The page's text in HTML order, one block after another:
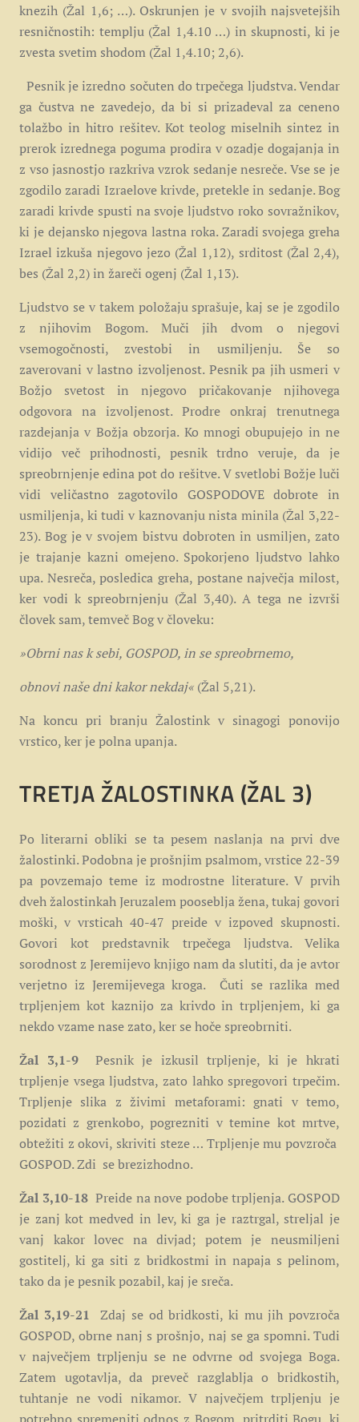
knezih (Žal 1,6; …). Oskrunjen je v svojih najsvetejših
resničnostih: templju (Žal 1,4.10 …) in skupnosti, ki je
zvesta svetim shodom (Žal 1,4.10; 2,6).
Pesnik je izredno sočuten do trpečega ljudstva. Vendar
ga čustva ne zavedejo, da bi si prizadeval za ceneno
tolažbo in hitro rešitev. Kot teolog miselnih sintez in
prerok izrednega poguma prodira v ozadje dogajanja in
z vso jasnostjo razkriva vzrok sedanje nesreče. Vse se je
zgodilo zaradi Izraelove krivde, pretekle in sedanje. Bog
zaradi krivde spusti na svoje ljudstvo roko sovražnikov,
ki je dejansko njegova lastna roka. Zaradi svojega greha
Izrael izkuša njegovo jezo (Žal 1,12), srditost (Žal 2,4),
bes (Žal 2,2) in žareči ogenj (Žal 1,13).
Ljudstvo se v takem položaju sprašuje, kaj se je zgodilo
z njihovim Bogom. Muči jih dvom o njegovi
vsemogočnosti, zvestobi in usmiljenju. Še so
zaverovani v lastno izvoljenost. Pesnik pa jih usmeri v
Božjo svetost in njegovo pričakovanje njihovega
odgovora na izvoljenost. Prodre onkraj trenutnega
razdejanja v Božja obzorja. Ko mnogi obupujejo in ne
vidijo več prihodnosti, pesnik trdno veruje, da je
spreobrnjenje edina pot do rešitve. V svetlobi Božje luči
vidi veličastno zagotovilo GOSPODOVE dobrote in
usmiljenja, ki tudi v kaznovanju nista minila (Žal 3,22-
23). Bog je v svojem bistvu dobroten in usmiljen, zato
je trajanje kazni omejeno. Spokorjeno ljudstvo lahko
upa. Nesreča, posledica greha, postane največja milost,
ker vodi k spreobrnjenju (Žal 3,40). A tega ne izvrši
človek sam, temveč Bog v človeku:
»Obrni nas k sebi, GOSPOD, in se spreobrnemo,
obnovi naše dni kakor nekdaj« (Žal 5,21).
Na koncu pri branju Žalostink v sinagogi ponovijo
vrstico, ker je polna upanja.
TRETJA ŽALOSTINKA (ŽAL 3)
Po literarni obliki se ta pesem naslanja na prvi dve
žalostinki. Podobna je prošnjim psalmom, vrstice 22-39
pa povzemajo teme iz modrostne literature. V prvih
dveh žalostinkah Jeruzalem pooseblja žena, tukaj govori
moški, v vrsticah 40-47 preide v izpoved skupnosti.
Govori kot predstavnik trpečega ljudstva. Velika
sorodnost z Jeremijevo knjigo nam da slutiti, da je avtor
verjetno iz Jeremijevega kroga. Čuti se razlika med
trpljenjem kot kaznijo za krivdo in trpljenjem, ki ga
nekdo vzame nase zato, ker se hoče spreobrniti.
Žal 3,1-9Pesnik je izkusil trpljenje, ki je hkrati
trpljenje vsega ljudstva, zato lahko spregovori trpečim.
Trpljenje slika z živimi metaforami: gnati v temo,
pozidati z grenkobo, pogrezniti v temine kot mrtve,
obtežiti z okovi, skriviti steze … Trpljenje mu povzroča
GOSPOD. Zdi se brezizhodno.
Žal 3,10-18 Preide na nove podobe trpljenja. GOSPOD
je zanj kot medved in lev, ki ga je raztrgal, streljal je
vanj kakor lovec na divjad; potem je neusmiljeni
gostitelj, ki ga siti z bridkostmi in napaja s pelinom,
tako da je pesnik pozabil, kaj je sreča.
Žal 3,19-21Zdaj se od bridkosti, ki mu jih povzroča
GOSPOD, obrne nanj s prošnjo, naj se ga spomni. Tudi
v največjem trpljenju se ne odvrne od svojega Boga.
Zatem ugotavlja, da preveč razglablja o bridkostih,
tuhtanje ne vodi nikamor. V največjem trpljenju je